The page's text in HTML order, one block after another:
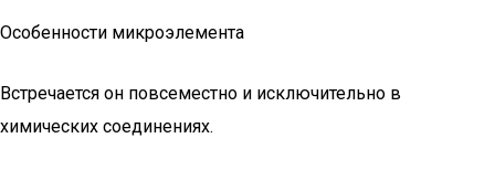
Особенности микроэлемента
Встречается он повсеместно и исключительно в
химических соединениях.